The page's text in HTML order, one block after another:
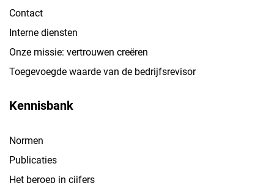
Contact
Interne diensten
Onze missie: vertrouwen creëren
Toegevoegde waarde van de bedrijfsrevisor
Kennisbank
Normen
Publicaties
Het beroep in cijfers